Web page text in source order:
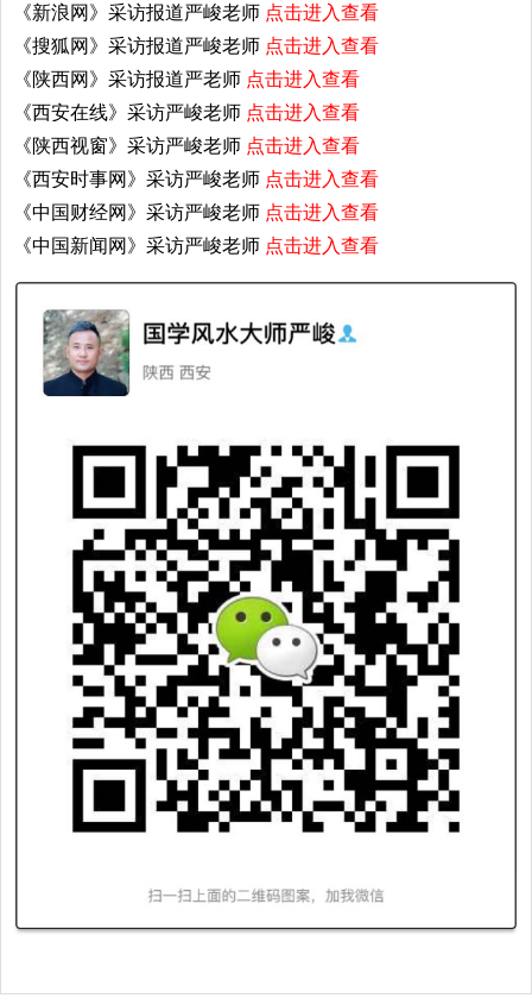
《新浪网》采访报道严峻老师 点击进入查看
《搜狐网》采访报道严峻老师 点击进入查看
《陕西网》采访报道严老师 点击进入查看
《西安在线》采访严峻老师 点击进入查看
《陕西视窗》采访严峻老师 点击进入查看
《西安时事网》采访严峻老师 点击进入查看
《中国财经网》采访严峻老师 点击进入查看
《中国新闻网》采访严峻老师 点击进入查看